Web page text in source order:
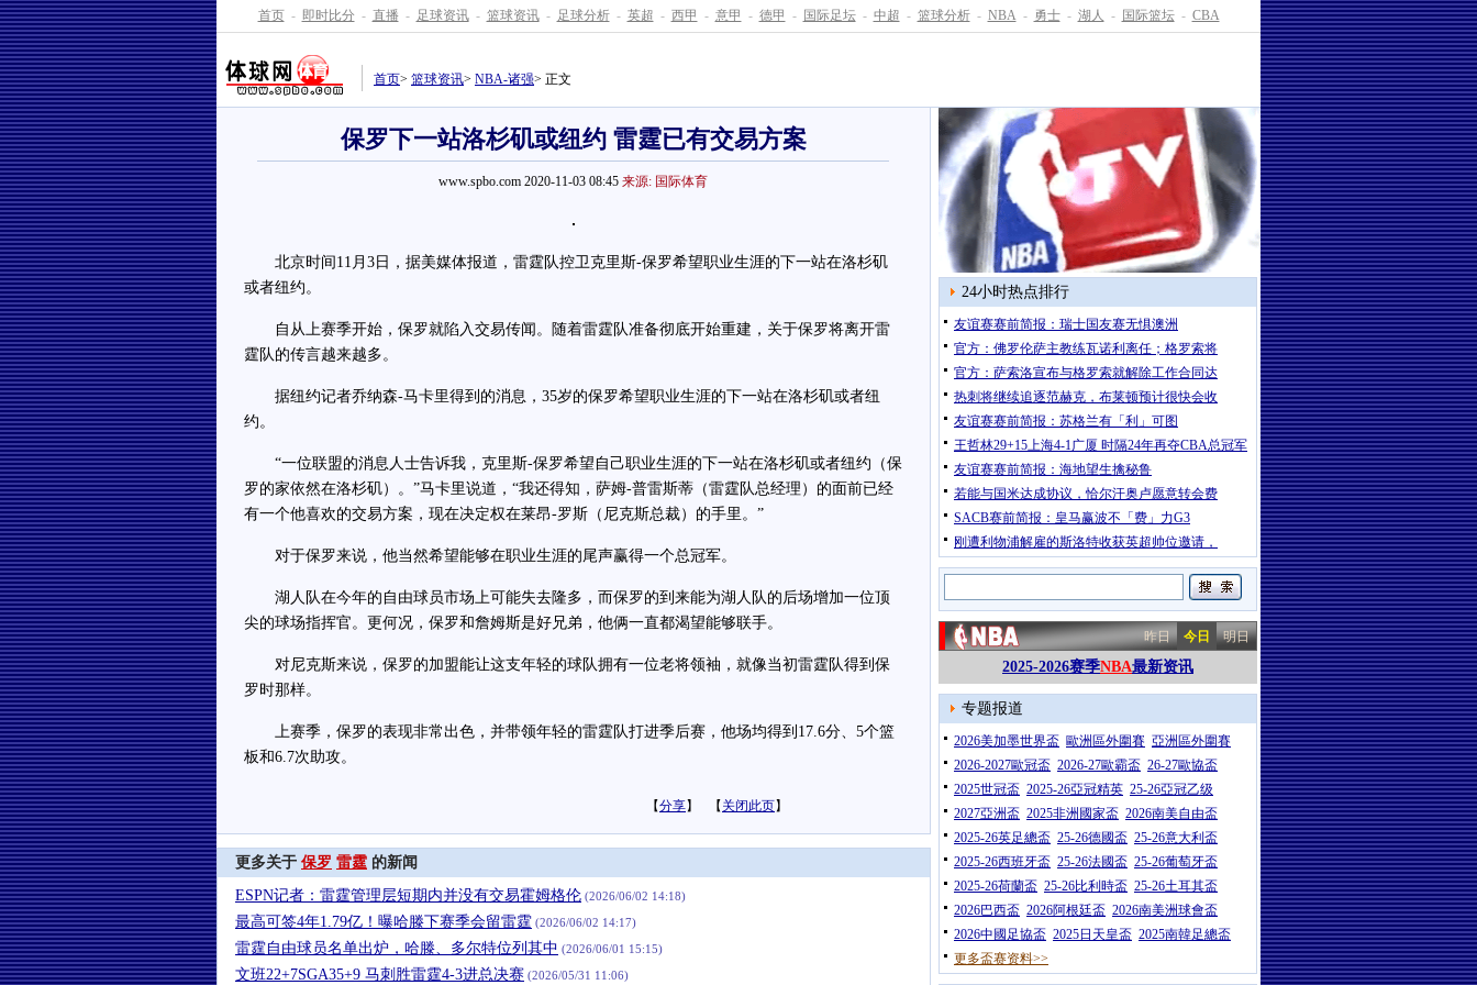
首页 - 即时比分 - 直播 - 足球资讯 - 篮球资讯 - 足球分析 - 英超 - 西甲 - 意甲 - 德甲 - 国际足坛 - 中超 - 篮球分析 - NBA - 勇士 - 湖人 - 国际篮坛 - CBA
首页> 篮球资讯> NBA-诸强> 正文
保罗下一站洛杉矶或纽约 雷霆已有交易方案
www.spbo.com 2020-11-03 08:45 来源: 国际体育
北京时间11月3日，据美媒体报道，雷霆队控卫克里斯-保罗希望职业生涯的下一站在洛杉矶
或者纽约。
自从上赛季开始，保罗就陷入交易传闻。随着雷霆队准备彻底开始重建，关于保罗将离开雷
霆队的传言越来越多。
据纽约记者乔纳森-马卡里得到的消息，35岁的保罗希望职业生涯的下一站在洛杉矶或者纽
约。
“一位联盟的消息人士告诉我，克里斯-保罗希望自己职业生涯的下一站在洛杉矶或者纽约（保
罗的家依然在洛杉矶）。”马卡里说道，“我还得知，萨姆-普雷斯蒂（雷霆队总经理）的面前已经
有一个他喜欢的交易方案，现在决定权在莱昂-罗斯（尼克斯总裁）的手里。”
对于保罗来说，他当然希望能够在职业生涯的尾声赢得一个总冠军。
湖人队在今年的自由球员市场上可能失去隆多，而保罗的到来能为湖人队的后场增加一位顶
尖的球场指挥官。更何况，保罗和詹姆斯是好兄弟，他俩一直都渴望能够联手。
对尼克斯来说，保罗的加盟能让这支年轻的球队拥有一位老将领袖，就像当初雷霆队得到保
罗时那样。
上赛季，保罗的表现非常出色，并带领年轻的雷霆队打进季后赛，他场均得到17.6分、5个篮
板和6.7次助攻。
【分享】 【 关闭此页】
更多关于 保罗 雷霆 的新闻
ESPN记者：雷霆管理层短期内并没有交易霍姆格伦 (2026/06/02 14:18)
最高可签4年1.79亿！曝哈滕下赛季会留雷霆 (2026/06/02 14:17)
雷霆自由球员名单出炉，哈滕、多尔特位列其中 (2026/06/01 15:15)
文班22+7SGA35+9 马刺胜雷霆4-3进总决赛 (2026/05/31 11:06)
24小时热点排行
友谊赛赛前简报：瑞士国友赛无惧澳洲
官方：佛罗伦萨主教练瓦诺利离任；格罗索将
官方：萨索洛宣布与格罗索就解除工作合同达
热刺将继续追逐范赫克，布莱顿预计很快会收
友谊赛赛前简报：苏格兰有「利」可图
王哲林29+15上海4-1广厦 时隔24年再夺CBA总冠军
友谊赛赛前简报：海地望生擒秘鲁
若能与国米达成协议，恰尔汗奥卢愿意转会费
SACB赛前简报：皇马赢波不「费」力G3
刚遭利物浦解雇的斯洛特收获英超帅位邀请，
昨日 今日 明日
2025-2026赛季NBA最新资讯
专题报道
2026美加墨世界盃 歐洲區外圍賽 亞洲區外圍賽
2026-2027歐冠盃 2026-27歐霸盃 26-27歐協盃
2025世冠盃 2025-26亞冠精英 25-26亞冠乙级
2027亞洲盃 2025非洲國家盃 2026南美自由盃
2025-26英足總盃 25-26德國盃 25-26意大利盃
2025-26西班牙盃 25-26法國盃 25-26葡萄牙盃
2025-26荷蘭盃 25-26比利時盃 25-26土耳其盃
2026巴西盃 2026阿根廷盃 2026南美洲球會盃
2026中國足協盃 2025日天皇盃 2025南韓足總盃
更多盃赛资料>>